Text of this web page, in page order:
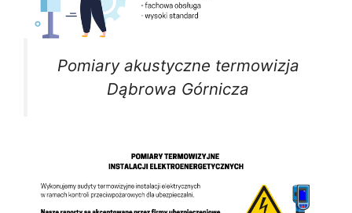
Pomiary akustyczne termowizja
Dąbrowa Górnicza